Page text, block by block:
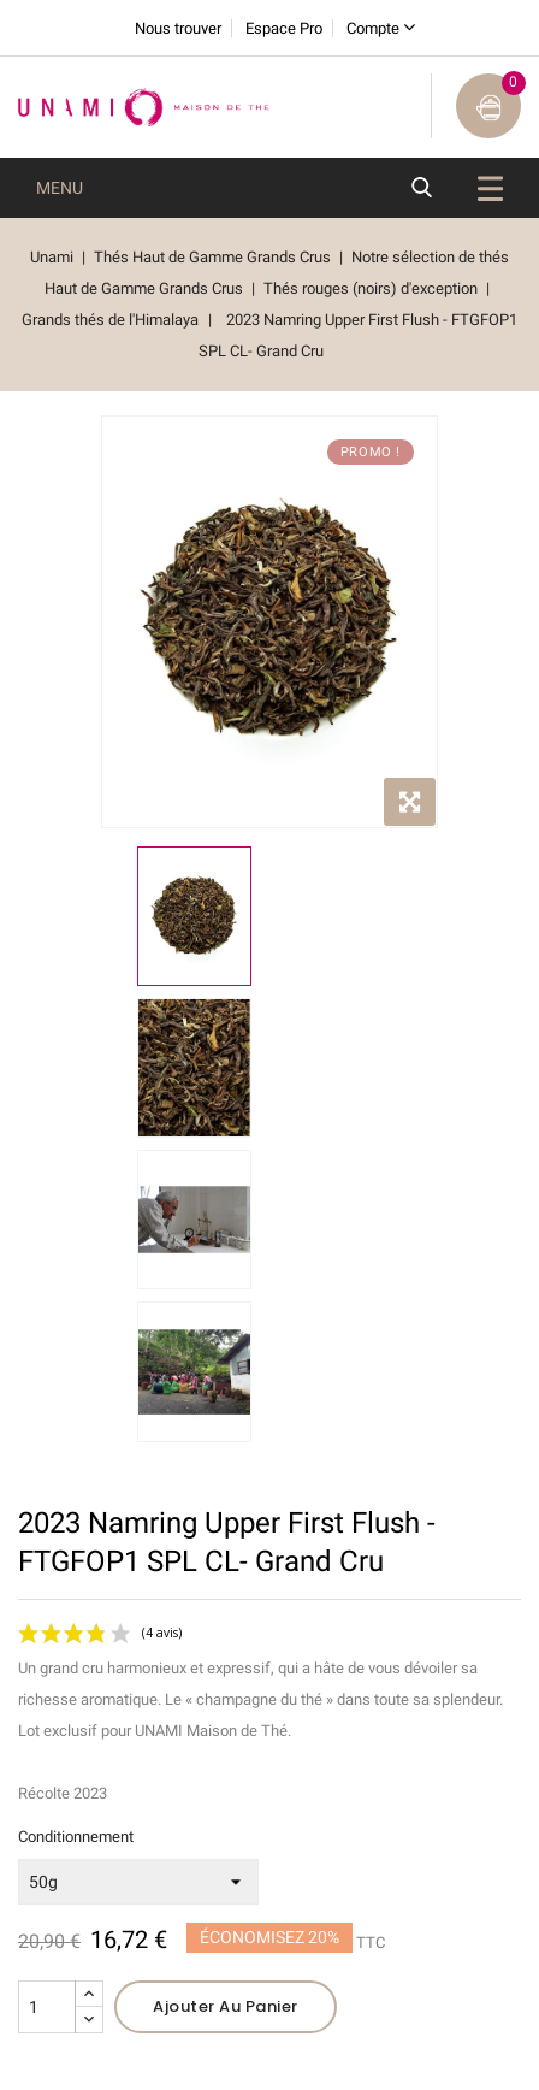
Nous trouver Espace Pro Compte
0
MENU
Unami Thés Haut de Gamme Grands Crus
Notre sélection de thés
Haut de Gamme Grands Crus
Thés rouges (noirs) d'exception
Grands thés de l'Himalaya
2023 Namring Upper First Flush - FTGFOP1
SPL CL- Grand Cru
PROMO !
2023 Namring Upper First Flush -
FTGFOP1 SPL CL- Grand Cru
(4 avis)
Un grand cru harmonieux et expressif, qui a hâte de vous dévoiler sa
richesse aromatique. Le « champagne du thé » dans toute sa splendeur.
Lot exclusif pour UNAMI Maison de Thé.
Récolte 2023
Conditionnement
20,90 € 16,72 € ÉCONOMISEZ 20% TTC
Ajouter Au Panier